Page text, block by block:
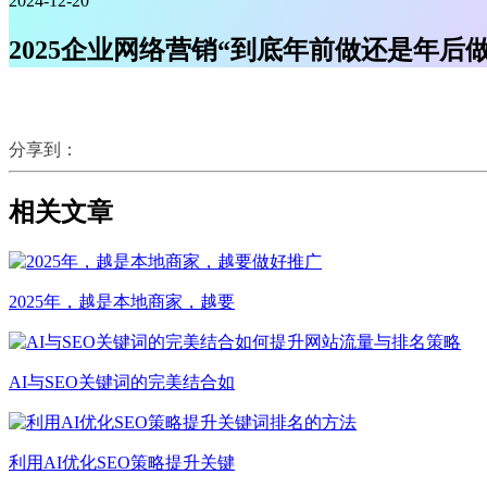
2025企业网络营销“到底年前做还是年后
分享到：
相关文章
2025年，越是本地商家，越要
AI与SEO关键词的完美结合如
利用AI优化SEO策略提升关键